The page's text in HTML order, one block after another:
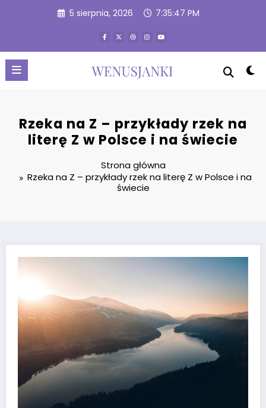
5 sierpnia, 2026 7:35:48 PM
Rzeka na Z – przykłady rzek na
literę Z w Polsce i na świecie
Strona główna
Rzeka na Z – przykłady rzek na literę Z w Polsce i na
świecie